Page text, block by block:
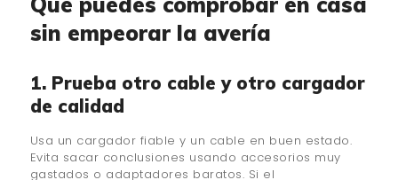
sin empeorar la avería
1. Prueba otro cable y otro cargador
de calidad
Usa un cargador fiable y un cable en buen estado.
Evita sacar conclusiones usando accesorios muy
gastados o adaptadores baratos. Si el